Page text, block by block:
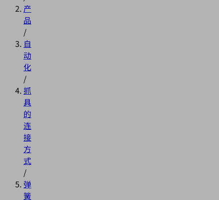
产
品
/
自
动
化
/
抓
具
的
连
接
方
式
/
弹
簧